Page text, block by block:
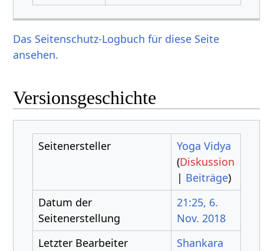
Das Seitenschutz-Logbuch für diese Seite
ansehen.
Versionsgeschichte
Seitenersteller
Yoga Vidya
(Diskussion
| Beiträge)
Datum der
Seitenerstellung
21:25, 6.
Nov. 2018
Letzter Bearbeiter
Shankara